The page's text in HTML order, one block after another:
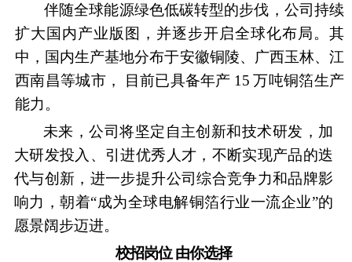
伴随全球能源绿色低碳转型的步伐，公司持续
扩大国内产业版图， 并逐步开启全球化布局。其
中，国内生产基地分布于安徽铜陵、广西玉林、江
西南昌等城市，
目前已具备年产 15 万吨铜箔生产
能力。
未来，公司将坚定自主创新和技术研发，加
大研发投入、引进优秀人才，不断实现产品的迭
代与创新，进一步提升公司综合竞争力和品牌影
响力，朝着“成为全球电解铜箔行业一流企业”的
愿景阔步迈进。
校招岗位 由你选择